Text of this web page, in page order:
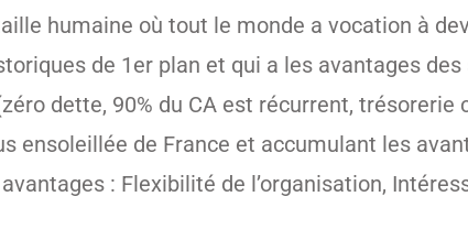
humaine où tout le monde a vocation à
de 1er plan et qui a les avantages
dette, 90% du CA est récurrent, trésorerie
ensoleillée de France et accumulant les
: Flexibilité de l’organisation,